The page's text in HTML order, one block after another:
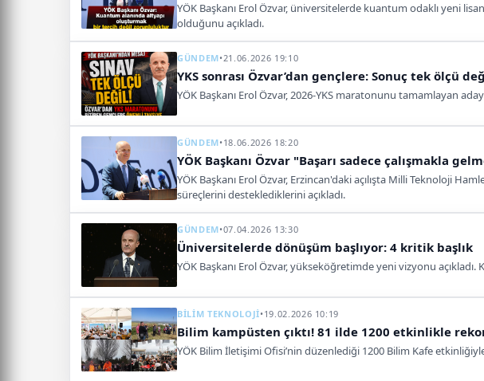
YÖK Başkanı Erol Özvar, üniversitelerde kuantum odaklı yeni
olduğunu açıkladı.
GÜNDEM•21.06.2026 19:10
YKS sonrası Özvar’dan gençlere: Sonuç tek ölçü
YÖK Başkanı Erol Özvar, 2026-YKS maratonunu tamamlayan
GÜNDEM•18.06.2026 18:20
YÖK Başkanı Özvar "Başarı sadece çalışmakla
YÖK Başkanı Erol Özvar, Erzincan'daki açılışta Milli Teknoloji
süreçlerini desteklediklerini açıkladı.
GÜNDEM•07.04.2026 13:30
Üniversitelerde dönüşüm başlıyor: 4 kritik başlık
YÖK Başkanı Erol Özvar, yükseköğretimde yeni vizyonu
BİLİM TEKNOLOJİ•19.02.2026 10:19
Bilim kampüsten çıktı! 81 ilde 1200 etkinlikle
YÖK Bilim İletişimi Ofisi’nin düzenlediği 1200 Bilim Kafe